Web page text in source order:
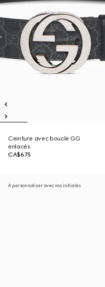
Ceinture avec boucle GG
enlacés
CA$675
À personnaliser avec vos initiales